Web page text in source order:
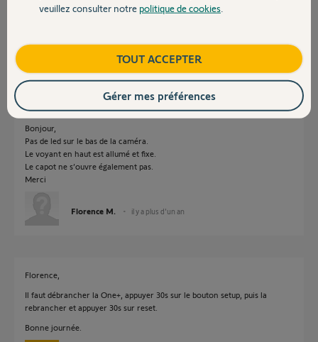
Contact
Quel est l'état des leds ?
il y a plus d'un an
Bonjour,
Pas de led sur le bas de la caméra.
Le voyant en haut est allumé et fixe.
Le capot ne s’ouvre également pas.
Merci
Florence M. il y a plus d'un an
Florence,
Il faut débrancher la One+, appuyer 30s sur le bouton setup, puis la
rebrancher et appuyer 30s sur reset.
Bonne journée.
veuillez consulter notre politique de cookies
TOUT ACCEPTER
Gérer mes préférences